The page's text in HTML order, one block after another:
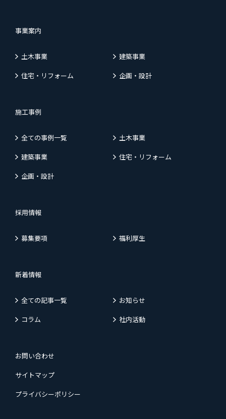
事業案内
土木事業
建築事業
住宅・リフォーム
企画・設計
施工事例
全ての事例一覧
土木事業
建築事業
住宅・リフォーム
企画・設計
採用情報
募集要項 福利厚生
新着情報
全ての記事一覧
お知らせ
コラム
社内活動
お問い合わせ
サイトマップ
プライバシーポリシー